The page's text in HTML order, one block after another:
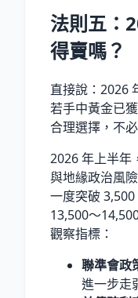
法則五：
得賣嗎？
直接說：2026
若手中黃金已
合理選擇，不
2026 年上半年
與地緣政治風
一度突破
13,500〜
觀察指標：
聯準會政
進一步走